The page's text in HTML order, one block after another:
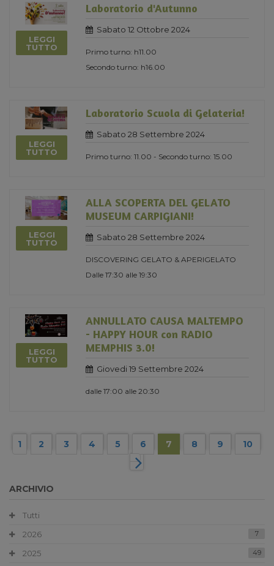
LEGGI
TUTTO
Laboratorio d'Autunno
Sabato 12 Ottobre 2024
Primo turno: h11.00
Secondo turno: h16.00
LEGGI
TUTTO
Laboratorio Scuola di Gelateria!
Sabato 28 Settembre 2024
Primo turno: 11.00 - Secondo turno: 15.00
LEGGI
TUTTO
ALLA SCOPERTA DEL GELATO
MUSEUM CARPIGIANI!
Sabato 28 Settembre 2024
DISCOVERING GELATO & APERIGELATO
Dalle 17:30 alle 19:30
LEGGI
TUTTO
ANNULLATO CAUSA MALTEMPO
- HAPPY HOUR con RADIO
MEMPHIS 3.0!
Giovedi 19 Settembre 2024
dalle 17:00 alle 20:30
1 2 3 4 5 6 7 8 9 10
ARCHIVIO
Tutti
2026
7
2025 49